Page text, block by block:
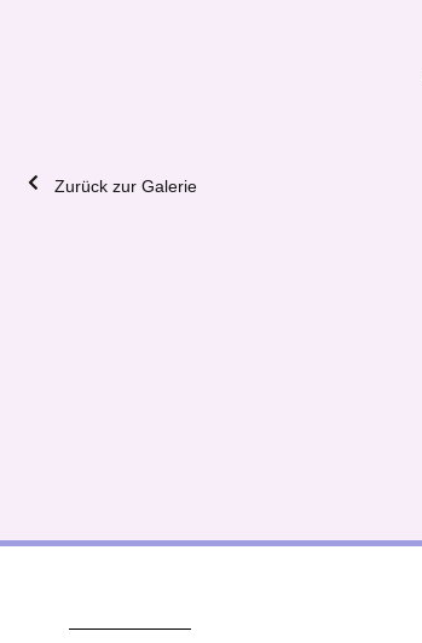
Zurück zur Galerie